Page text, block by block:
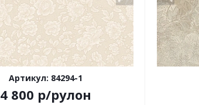
Артикул: 84294-1
4 800 р/рулон